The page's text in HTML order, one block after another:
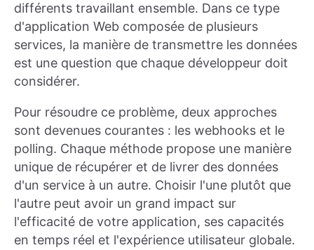
différents travaillant ensemble. Dans ce type
d'application Web composée de plusieurs
services, la manière de transmettre les données
est une question que chaque développeur doit
considérer.
Pour résoudre ce problème, deux approches
sont devenues courantes : les webhooks et le
polling. Chaque méthode propose une manière
unique de récupérer et de livrer des données
d'un service à un autre. Choisir l'une plutôt que
l'autre peut avoir un grand impact sur
l'efficacité de votre application, ses capacités
en temps réel et l'expérience utilisateur globale.